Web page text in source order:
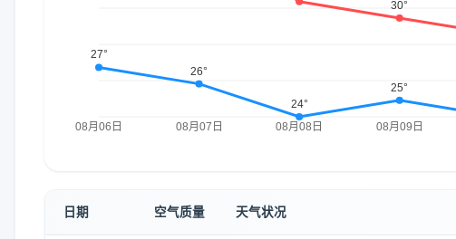
日期 空气质量 天气状况